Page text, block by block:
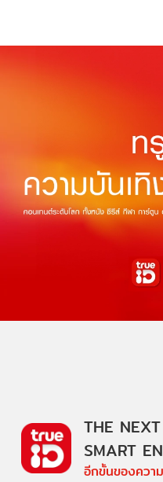
THE
SMART
อีกขั้นของควา